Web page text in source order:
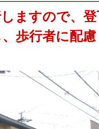
ますので、
歩行者に配